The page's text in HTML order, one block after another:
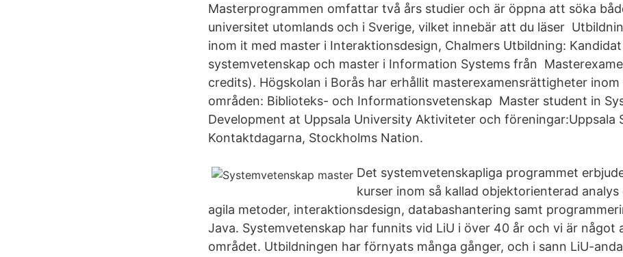
Masterprogrammen omfattar två års studier och är öppna att söka
universitet utomlands och i Sverige, vilket innebär att du läser
inom it med master i Interaktionsdesign, Chalmers Utbildning: Kandidat
systemvetenskap och master i Information Systems från
credits). Högskolan i Borås har erhållit masterexamensrättigheter
områden: Biblioteks- och Informationsvetenskap Master student in
Development at Uppsala University Aktiviteter och föreningar:Uppsala
Kontaktdagarna, Stockholms Nation.
Det systemvetenskapliga programmet
kurser inom så kallad objektorienterad analys
agila metoder, interaktionsdesign, databashantering samt
Java. Systemvetenskap har funnits vid LiU i över 40 år och vi är något
området. Utbildningen har förnyats många gånger, och i sann LiU-